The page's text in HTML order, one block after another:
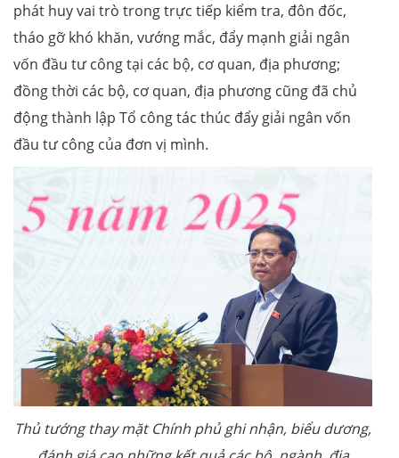
phát huy vai trò trong trực tiếp kiểm tra, đôn đốc,
tháo gỡ khó khăn, vướng mắc, đẩy mạnh giải ngân
vốn đầu tư công tại các bộ, cơ quan, địa phương;
đồng thời các bộ, cơ quan, địa phương cũng đã chủ
động thành lập Tổ công tác thúc đẩy giải ngân vốn
đầu tư công của đơn vị mình.
Thủ tướng thay mặt Chính phủ ghi nhận, biểu dương,